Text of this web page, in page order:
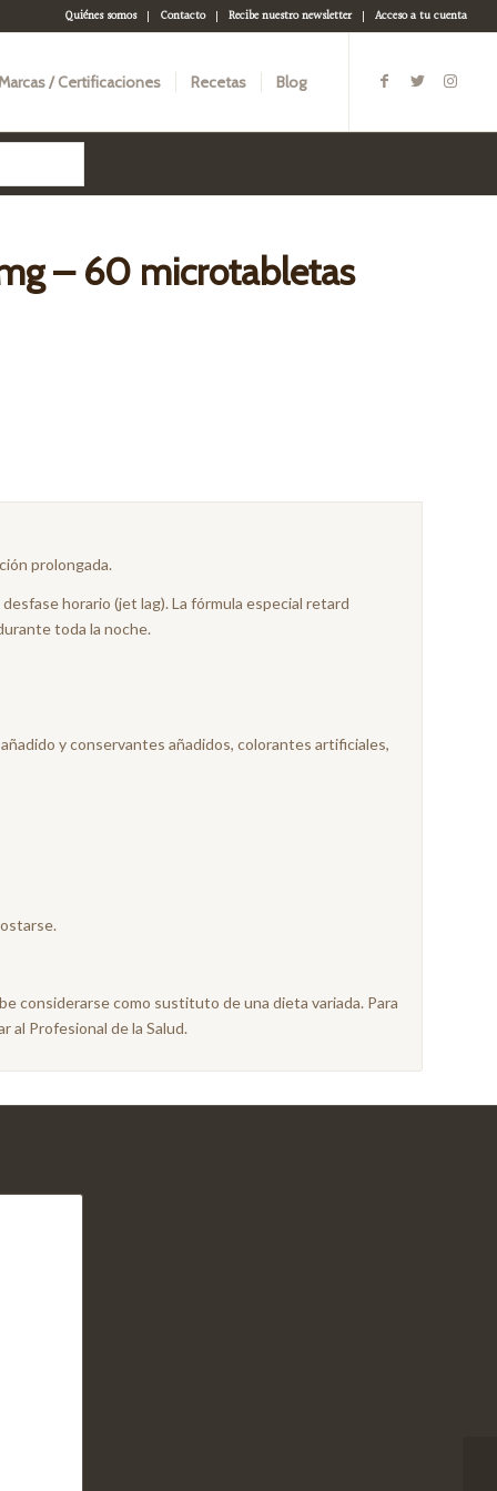
Quiénes somos Contacto Recibe nuestro newsletter Acceso a tu cuenta
/ Certificaciones Recetas Blog
– 60 microtabletas
prolongada.
horario (jet lag). La fórmula especial retard
toda la noche.
y conservantes añadidos, colorantes artificiales,
considerarse como sustituto de una dieta variada. Para
al Profesional de la Salud.